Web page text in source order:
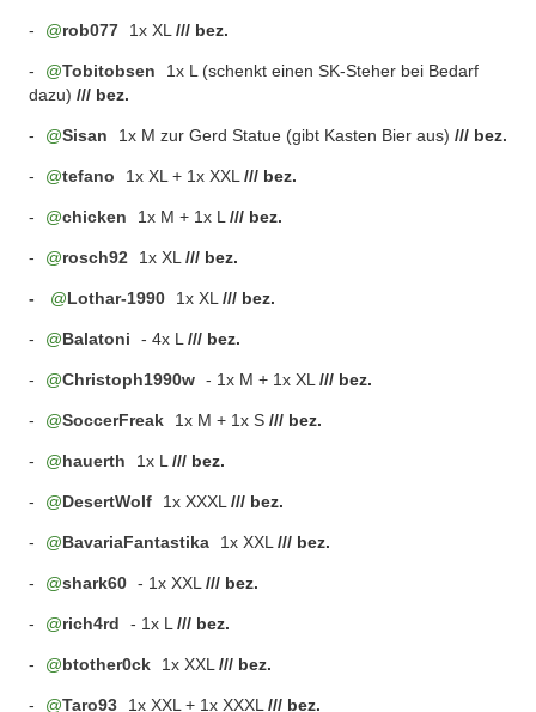
- rob077 1x XL/// bez.
- Tobitobsen
1x L (schenkt einen SK-Steher bei Bedarf
dazu)/// bez.
- Sisan 1x M zur Gerd Statue (gibt Kasten Bier aus)/// bez.
- tefano 1x XL + 1x XXL/// bez.
- chicken 1x M + 1x L/// bez.
- rosch92 1x XL/// bez.
- Lothar-1990 1x XL/// bez.
- Balatoni - 4x L/// bez.
- Christoph1990w - 1x M + 1x XL/// bez.
- SoccerFreak 1x M + 1x S /// bez.
- hauerth 1x L/// bez.
- DesertWolf 1x XXXL/// bez.
- BavariaFantastika 1x XXL/// bez.
- shark60 - 1x XXL/// bez.
- rich4rd - 1x L/// bez.
- btother0ck 1x XXL/// bez.
- Taro93 1x XXL + 1x XXXL/// bez.